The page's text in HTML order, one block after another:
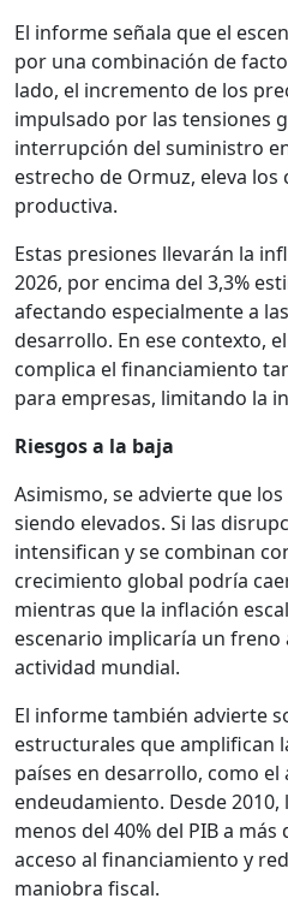
El informe señala que el
por una combinación de
lado, el incremento de los
impulsado por las tensiones
interrupción del suministro
estrecho de Ormuz, eleva los
productiva.
Estas presiones llevarán la
2026, por encima del 3,3%
afectando especialmente a
desarrollo. En ese contexto,
complica el financiamiento
para empresas, limitando la
Riesgos a la baja
Asimismo, se advierte que
siendo elevados. Si las
intensifican y se combinan
crecimiento global podría
mientras que la inflación
escenario implicaría un
actividad mundial.
El informe también advierte
estructurales que amplifican
países en desarrollo, como el
endeudamiento. Desde
menos del 40% del PIB a
acceso al financiamiento y
maniobra fiscal.